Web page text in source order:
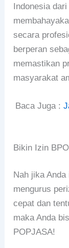
Indonesia
secara
berperan
memastikan
masyarakat
Baca Juga :
Bikin Izin
Nah jika
mengurus
cepat dan
maka Anda
POPJASA!